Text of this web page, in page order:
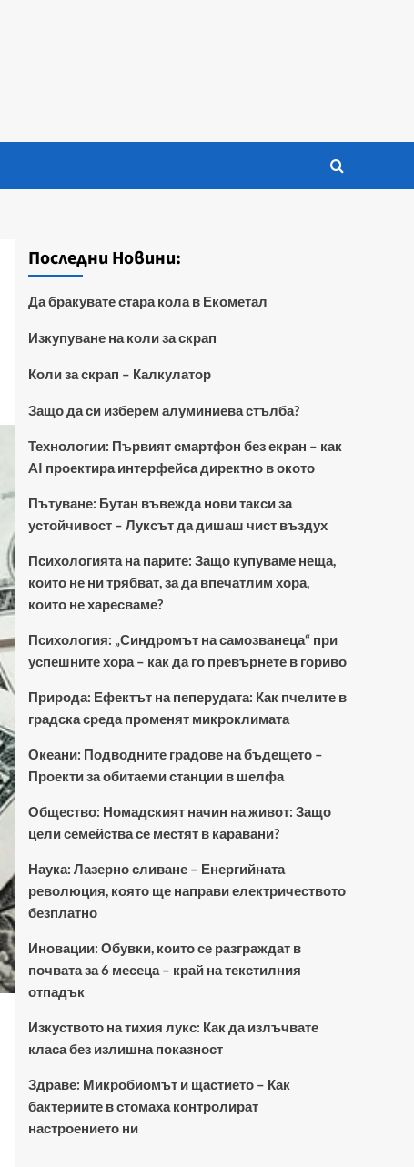
Последни Новини:
Да бракувате стара кола в Екометал
Изкупуване на коли за скрап
Коли за скрап – Калкулатор
Защо да си изберем алуминиева стълба?
Технологии: Първият смартфон без екран – как
AI проектира интерфейса директно в окото
Пътуване: Бутан въвежда нови такси за
устойчивост – Луксът да дишаш чист въздух
Психологията на парите: Защо купуваме неща,
които не ни трябват, за да впечатлим хора,
които не харесваме?
Психология: „Синдромът на самозванеца“ при
успешните хора – как да го превърнете в гориво
Природа: Ефектът на пеперудата: Как пчелите в
градска среда променят микроклимата
Океани: Подводните градове на бъдещето –
Проекти за обитаеми станции в шелфа
Общество: Номадският начин на живот: Защо
цели семейства се местят в каравани?
Наука: Лазерно сливане – Енергийната
революция, която ще направи електричеството
безплатно
Иновации: Обувки, които се разграждат в
почвата за 6 месеца – край на текстилния
отпадък
Изкуството на тихия лукс: Как да излъчвате
класа без излишна показност
Здраве: Микробиомът и щастието – Как
бактериите в стомаха контролират
настроението ни